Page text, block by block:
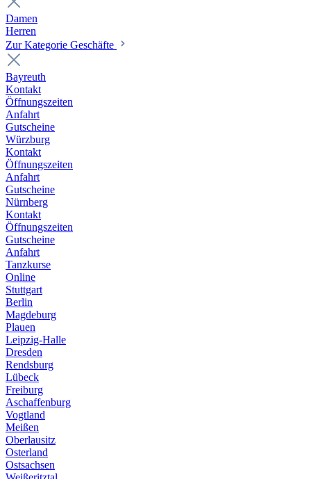
Damen
Herren
Zur Kategorie Geschäfte
Bayreuth
Kontakt
Öffnungszeiten
Anfahrt
Gutscheine
Würzburg
Kontakt
Öffnungszeiten
Anfahrt
Gutscheine
Nürnberg
Kontakt
Öffnungszeiten
Gutscheine
Anfahrt
Tanzkurse
Online
Stuttgart
Berlin
Magdeburg
Plauen
Leipzig-Halle
Dresden
Rendsburg
Lübeck
Freiburg
Aschaffenburg
Vogtland
Meißen
Oberlausitz
Osterland
Ostsachsen